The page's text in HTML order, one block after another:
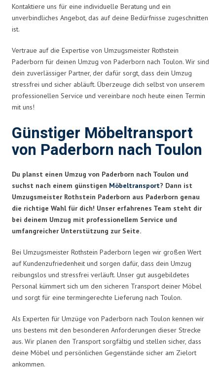
Kontaktiere uns für eine individuelle Beratung und ein
unverbindliches Angebot, das auf deine Bedürfnisse zugeschnitten
ist.
Vertraue auf die Expertise von Umzugsmeister Rothstein
Paderborn für deinen Umzug von Paderborn nach Toulon. Wir sind
dein zuverlässiger Partner, der dafür sorgt, dass dein Umzug
stressfrei und sicher abläuft. Überzeuge dich selbst von unserem
professionellen Service und vereinbare noch heute einen Termin
mit uns!
Günstiger Möbeltransport
von Paderborn nach Toulon
Du planst einen Umzug von Paderborn nach Toulon und
suchst nach einem günstigen Möbeltransport? Dann ist
Umzugsmeister Rothstein Paderborn aus Paderborn genau
die richtige Wahl für dich! Unser erfahrenes Team steht dir
bei deinem Umzug mit professionellem Service und
umfangreicher Unterstützung zur Seite.
Bei Umzugsmeister Rothstein Paderborn legen wir großen Wert
auf Kundenzufriedenheit und sorgen dafür, dass dein Umzug
reibungslos und stressfrei verläuft. Unser gut ausgebildetes
Personal kümmert sich um den sicheren Transport deiner Möbel
und sorgt für eine termingerechte Lieferung nach Toulon.
Als Experten für Umzüge von Paderborn nach Toulon kennen wir
uns bestens mit den besonderen Anforderungen dieser Strecke
aus. Wir planen den Transport sorgfältig und stellen sicher, dass
deine Möbel und persönlichen Gegenstände sicher am Zielort
ankommen.